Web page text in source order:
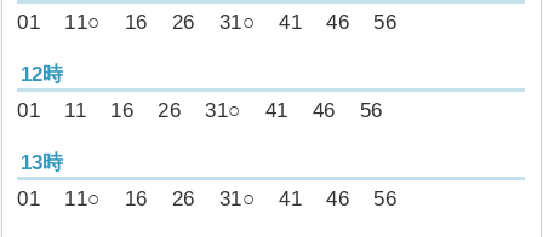
01
11○ 16 26 31○ 41 46 56
12時
01
11 16 26 31○ 41 46 56
13時
01
11○ 16 26 31○ 41 46 56